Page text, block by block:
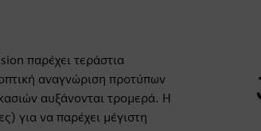
παρέχει τεράστια
αναγνώριση προτύπων
αυξάνονται τρομερά. Η
για να παρέχει μέγιστη